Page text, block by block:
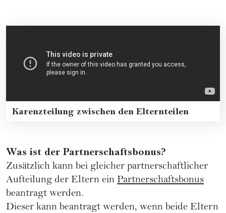
Karenzteilung zwischen den Elternteilen
Was ist der Partnerschaftsbonus?
Zusätzlich kann bei gleicher partnerschaftlicher
Aufteilung der Eltern ein Partnerschaftsbonus
beantragt werden.
Dieser kann beantragt werden, wenn beide Eltern